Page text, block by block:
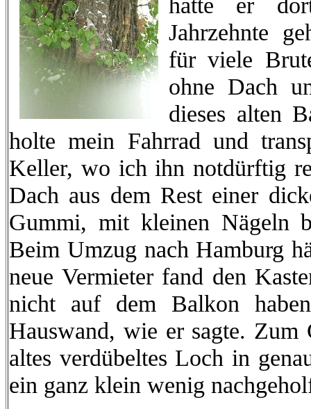
Jahrzehnte
für viele
ohne Dach
dieses alten
holte mein Fahrrad und
Keller, wo ich ihn notdürftig
Dach aus dem Rest einer
Gummi, mit kleinen Nägeln
Beim Umzug nach Hamburg
neue Vermieter fand den
nicht auf dem Balkon
Hauswand, wie er sagte.
altes verdübeltes Loch in
ein ganz klein wenig